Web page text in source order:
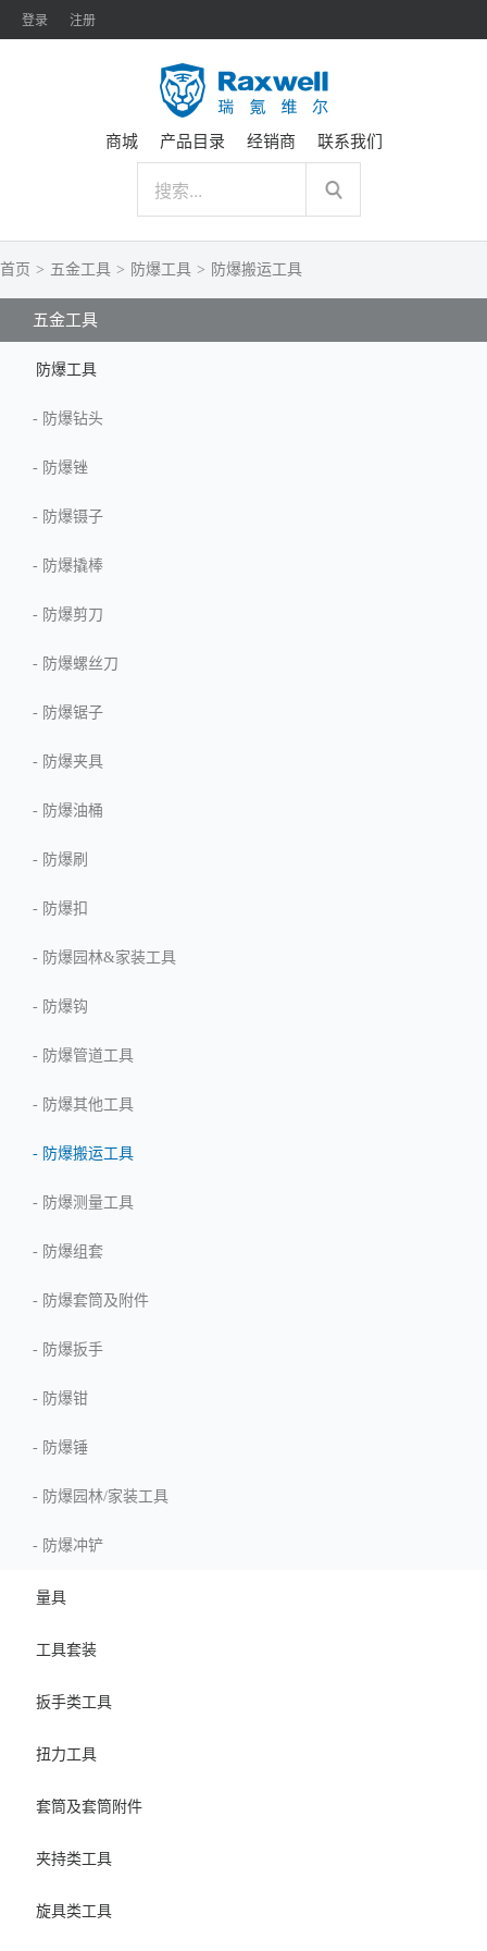
登录 注册
商城 产品目录 经销商 联系我们
首页 > 五金工具 > 防爆工具 > 防爆搬运工具
五金工具
防爆工具
- 防爆钻头
- 防爆锉
- 防爆镊子
- 防爆撬棒
- 防爆剪刀
- 防爆螺丝刀
- 防爆锯子
- 防爆夹具
- 防爆油桶
- 防爆刷
- 防爆扣
- 防爆园林&家装工具
- 防爆钩
- 防爆管道工具
- 防爆其他工具
- 防爆搬运工具
- 防爆测量工具
- 防爆组套
- 防爆套筒及附件
- 防爆扳手
- 防爆钳
- 防爆锤
- 防爆园林/家装工具
- 防爆冲铲
量具
工具套装
扳手类工具
扭力工具
套筒及套筒附件
夹持类工具
旋具类工具